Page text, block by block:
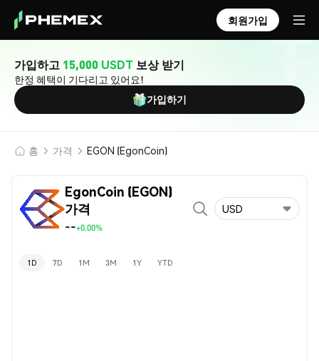
회원가입
가입하고 15,000 USDT 보상 받기
한정 혜택이 기다리고 있어요!
가입하기
홈 가격 EGON (EgonCoin)
EgonCoin (EGON)
가격
--+0.00%
USD
1D 7D 1M 3M 1Y YTD